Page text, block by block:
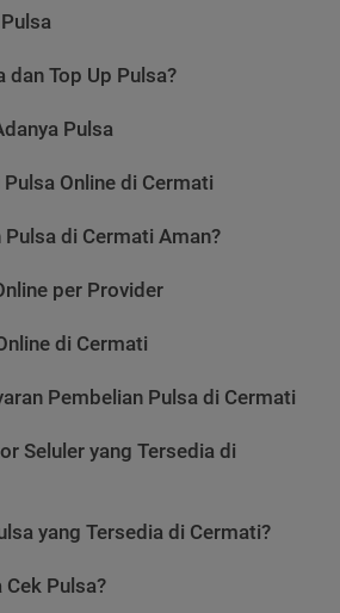
dan Top Up Pulsa?
Pulsa
Online di Cermati
Pulsa di Cermati Aman?
per Provider
di Cermati
Pembelian Pulsa di Cermati
Seluler yang Tersedia di
yang Tersedia di Cermati?
Cek Pulsa?